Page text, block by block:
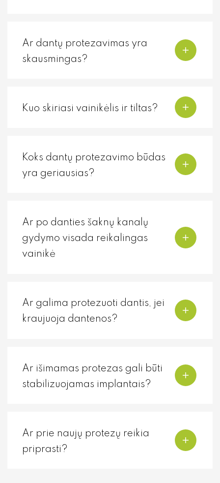
Ar dantų protezavimas yra
skausmingas?
Kuo skiriasi vainikėlis ir tiltas?
Koks dantų protezavimo būdas
yra geriausias?
Ar po danties šaknų kanalų
gydymo visada reikalingas
vainikė
Ar galima protezuoti dantis, jei
kraujuoja dantenos?
Ar išimamas protezas gali būti
stabilizuojamas implantais?
Ar prie naujų protezų reikia
priprasti?